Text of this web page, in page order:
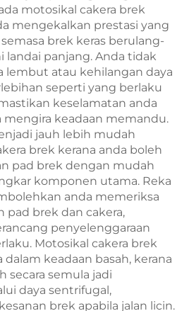
motosikal cakera brek
mengekalkan prestasi yang
brek keras berulang-
panjang. Anda tidak
lembut atau kehilangan daya
seperti yang berlaku
keselamatan anda
keadaan memandu.
jauh lebih mudah
brek kerana anda boleh
pad brek dengan mudah
komponen utama. Reka
anda memeriksa
pad brek dan cakera,
penyelenggaraan
Motosikal cakera brek
dalam keadaan basah, kerana
secara semula jadi
daya sentrifugal,
brek apabila jalan licin.